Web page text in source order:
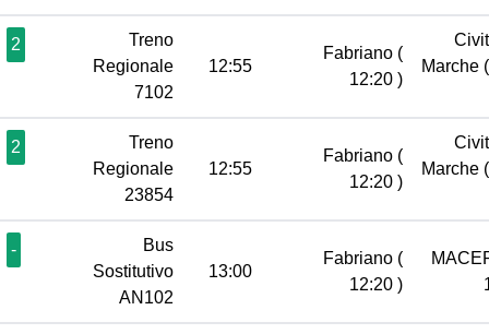
2
Treno
Regionale
7102
12:55
Fabriano (
12:20 )
Marche
2
Treno
Regionale
23854
12:55
Fabriano (
12:20 )
Marche
-
Bus
Sostitutivo
AN102
13:00
Fabriano (
12:20 )